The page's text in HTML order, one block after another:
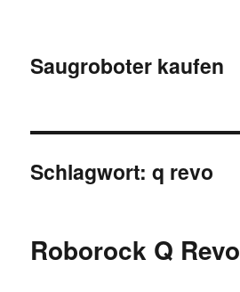
Saugroboter kaufen
Schlagwort:q revo
Roborock Q Revo